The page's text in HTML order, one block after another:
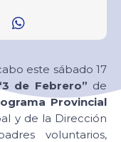
este sábado 17
de Febrero” de
Provincial
y de la Dirección
voluntarios,